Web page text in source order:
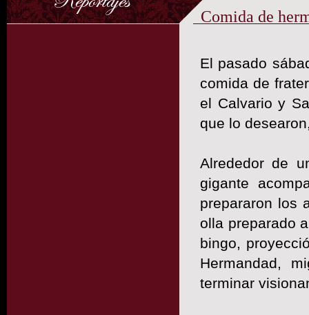
Comida de
El pasado
comida de
el Calvario y
que lo
Alrededor de
gigante
prepararon los
olla preparado
bingo,
Hermandad,
terminar